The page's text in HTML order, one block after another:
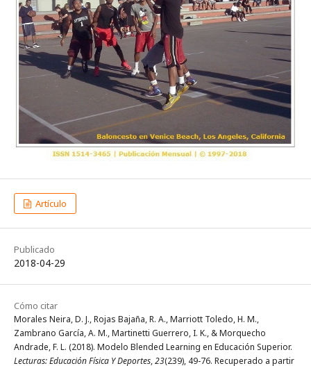
Artículo
Publicado
2018-04-29
Cómo citar
Morales Neira, D. J., Rojas Bajaña, R. A., Marriott Toledo, H. M.,
Zambrano García, A. M., Martinetti Guerrero, I. K., & Morquecho
Andrade, F. L. (2018). Modelo Blended Learning en Educación Superior.
Lecturas: Educación Física Y Deportes,23(239), 49-76. Recuperado a partir